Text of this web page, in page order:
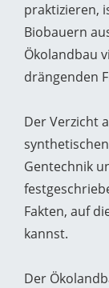
praktizieren,
Biobauern
Ökolandbau
drängenden
Der Verzicht
Gentechnik
Fakten, auf
kannst.
Der